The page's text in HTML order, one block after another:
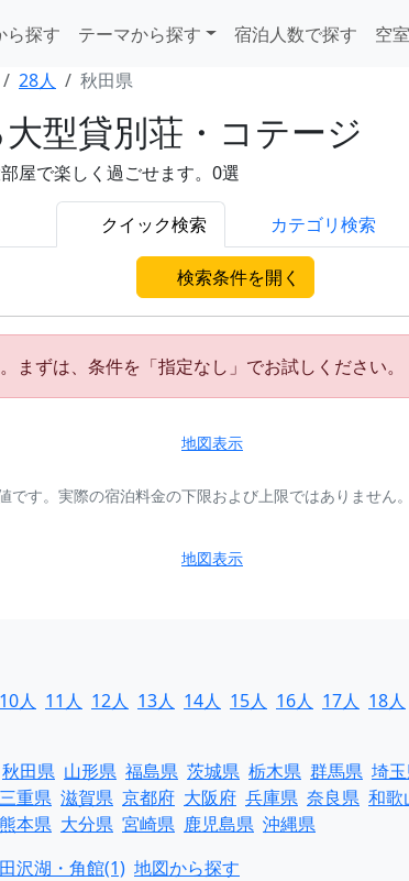
ら探す テーマから探す 宿泊人数で探す 空
28人 秋田県
型貸別荘・コテージ
屋で楽しく過ごせます。0選
クイック検索 カテゴリ検索
検索条件を開く
ずは、条件を「指定なし」でお試しください。
地図表示
す。実際の宿泊料金の下限および上限ではありません。
地図表示
10人 11人 12人 13人 14人 15人 16人 17人 18人
秋田県 山形県 福島県 茨城県 栃木県 群馬県 埼
三重県 滋賀県 京都府 大阪府 兵庫県 奈良県 和歌
熊本県 大分県 宮崎県 鹿児島県 沖縄県
田沢湖・角館(1) 地図から探す